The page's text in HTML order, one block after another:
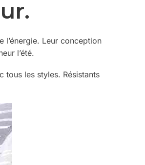
Leur conception
l’été.
tous les styles. Résistants